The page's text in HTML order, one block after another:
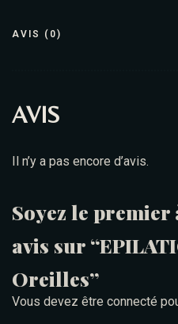
AVIS (0)
AVIS
Il n’y a pas encore d’avis.
Soyez le
avis sur
Oreilles”
Vous devez être connecté